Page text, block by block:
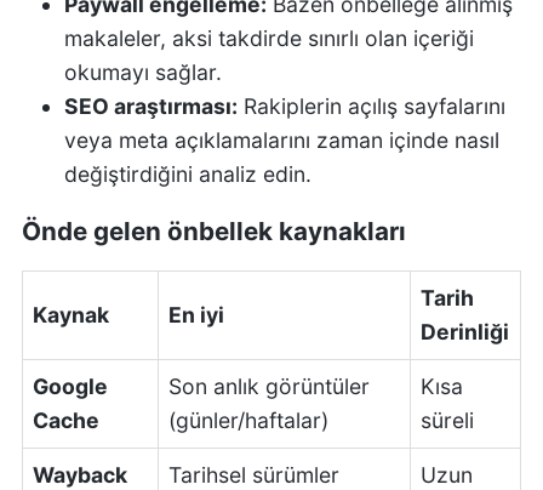
makaleler, aksi takdirde sınırlı olan içeriği
okumayı sağlar.
SEO araştırması: Rakiplerin açılış sayfalarını
veya meta açıklamalarını zaman içinde nasıl
değiştirdiğini analiz edin.
Önde gelen önbellek kaynakları
Kaynak En iyi
Tarih
Derinliği
Google
Cache
Son anlık görüntüler
(günler/haftalar)
Kısa
süreli
Wayback
Tarihsel sürümler
Uzun